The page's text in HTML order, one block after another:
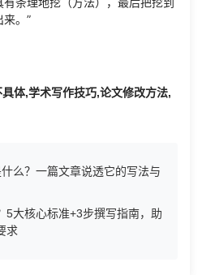
来。”
体,学术写作技巧,论文修改方法,
么？一篇文章说透它的写法与
5大核心标准+3步撰写指南，助
求